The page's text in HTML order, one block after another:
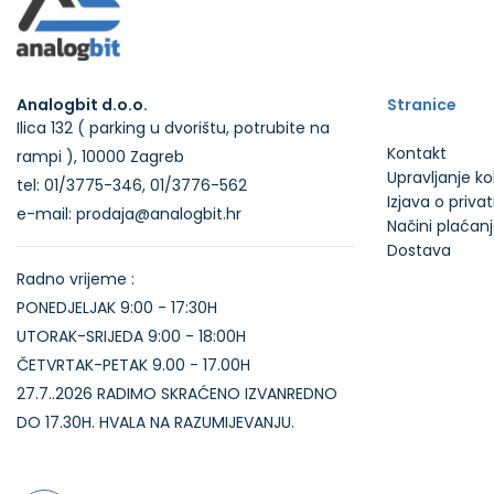
Analogbit d.o.o.
Ilica 132 ( parking u dvorištu, potrubite na
rampi ), 10000 Zagreb
tel: 01/3775-346, 01/3776-562
e-mail: prodaja@analogbit.hr
Radno vrijeme :
PONEDJELJAK 9:00 - 17:30H
UTORAK-SRIJEDA 9:00 - 18:00H
ČETVRTAK-PETAK 9.00 - 17.00H
27.7..2026 RADIMO SKRAĆENO IZVANREDNO
DO 17.30H. HVALA NA RAZUMIJEVANJU.
Stranice
Kontakt
Upravljanje
Izjava o
Načini
Dostava